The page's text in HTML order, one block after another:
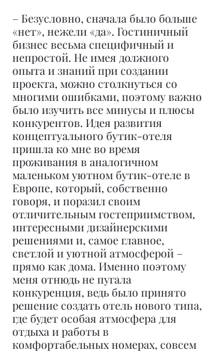
– Безусловно, сначала было больше
«нет», нежели «да». Гостиничный
бизнес весьма специфичный и
непростой. Не имея должного
опыта и знаний при создании
проекта, можно столкнуться со
многими ошибками, поэтому важно
было изучить все минусы и плюсы
конкурентов. Идея развития
концептуального бутик-отеля
пришла ко мне во время
проживания в аналогичном
маленьком уютном бутик-отеле в
Европе, который, собственно
говоря, и поразил своим
отличительным гостеприимством,
интересными дизайнерскими
решениями и, самое главное,
светлой и уютной атмосферой –
прямо как дома. Именно поэтому
меня отнюдь не пугала
конкуренция, ведь было принято
решение создать отель нового типа,
где будет особая атмосфера для
отдыха и работы в
комфортабельных номерах, совсем